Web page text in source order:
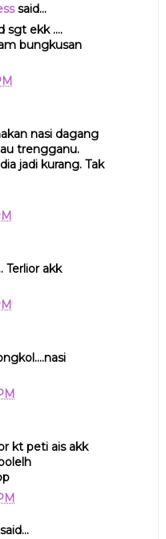
said...
sgt ekk ....
bungkusan
nasi dagang
trengganu.
jadi kurang. Tak
Terlior akk
kt peti ais akk